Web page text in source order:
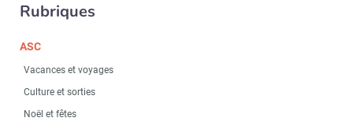
Rubriques
ASC
Vacances et voyages
Culture et sorties
Noël et fêtes